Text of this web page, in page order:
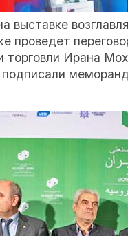
выставке
проведет
торговли Ирана